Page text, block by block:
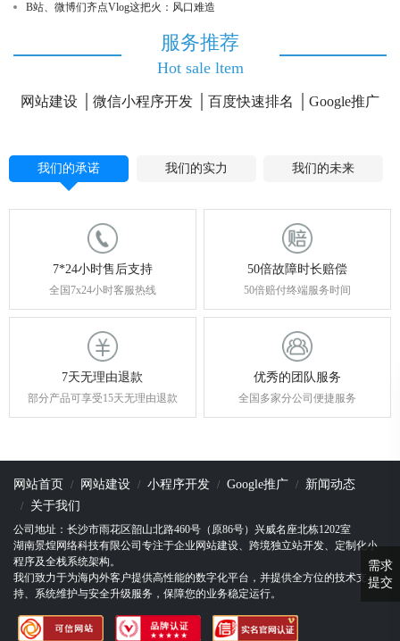
B站、微博们齐点Vlog这把火：风口难造
服务推荐
Hot sale ltem
网站建设 微信小程序开发 百度快速排名 Google推广
我们的承诺 我们的实力 我们的未来
7*24小时售后支持
全国7x24小时客服热线
50倍故障时长赔偿
50倍赔付终端服务时间
7天无理由退款
部分产品可享受15天无理由退款
优秀的团队服务
全国多家分公司便捷服务
网站首页 网站建设 小程序开发 Google推广
新闻动态
关于我们
公司地址：长沙市雨花区韶山北路460号（原86号）兴威名座北栋1202室
湖南景煌网络科技有限公司专注于企业网站建设、跨境独立站开发、定制化小
程序及全栈系统架构。
我们致力于为海内外客户提供高性能的数字化平台，并提供全方位的技术支
持、系统维护与安全升级服务，保障您的业务稳定运行。
需求
提交